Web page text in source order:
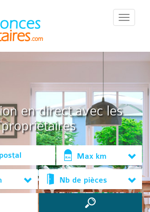
::Menu::
en direct avec les
propriétaires
Max km
Nb de pièces